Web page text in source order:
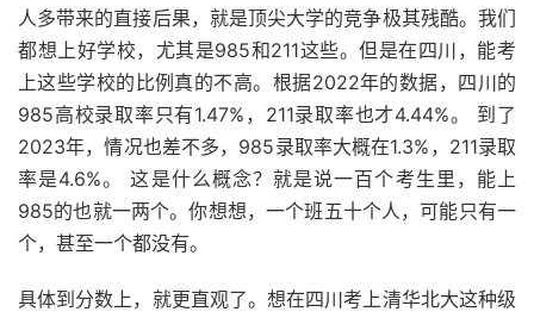
人多带来的直接后果，就是顶尖大学的竞争极其残酷。我们
都想上好学校，尤其是985和211这些。但是在四川，能考
上这些学校的比例真的不高。根据2022年的数据，四川的
985高校录取率只有1.47%，211录取率也才4.44%。 到了
2023年，情况也差不多，985录取率大概在1.3%，211录取
率是4.6%。 这是什么概念？就是说一百个考生里，能上
985的也就一两个。你想想，一个班五十个人，可能只有一
个，甚至一个都没有。
具体到分数上，就更直观了。想在四川考上清华北大这种级